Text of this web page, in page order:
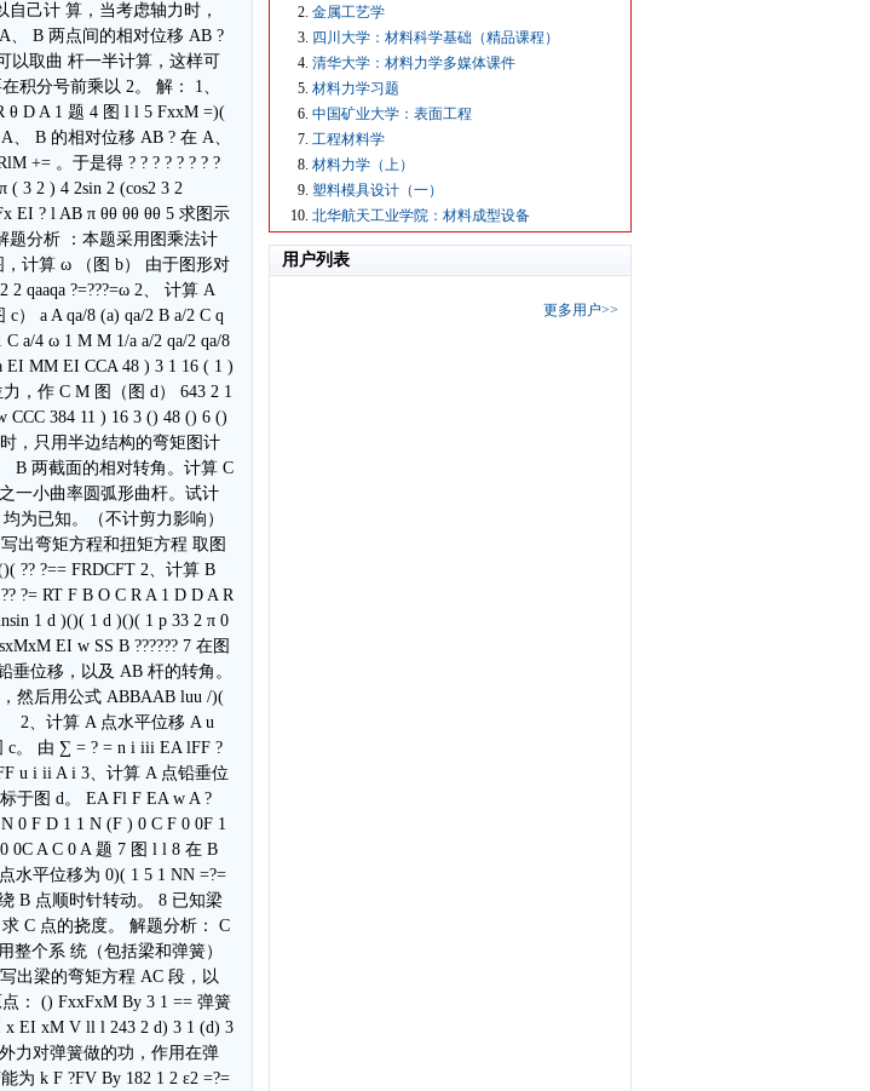
己计 算，当考虑轴力时，
、 B 两点间的相对位移 AB ?
以取曲 杆一半计算，这样可
积分号前乘以 2。 解： 1、
θ D A 1 题 4 图 l l 5 FxxM =)(
、 B 的相对位移 AB ? 在 A、
+= 。于是得 ? ? ? ? ? ? ? ?
π ( 3 2 ) 4 2sin 2 (cos2 3 2
EI ? l AB π θθ θθ θθ 5 求图示
分析 ：本题采用图乘法计
计算 ω （图 b） 由于图形对
qaaqa ?=???=ω 2、 计算 A
a A qa/8 (a) qa/2 B a/2 C q
a/4 ω 1 M M 1/a a/2 qa/2 qa/8
EI MM EI CCA 48 ) 3 1 16 ( 1 )
，作 C M 图（图 d） 643 2 1
CCC 384 11 ) 16 3 () 48 () 6 ()
时，只用半边结构的弯矩图计
B 两截面的相对转角。计算 C
一小曲率圆弧形曲杆。试计
为已知。（不计剪力影响）
出弯矩方程和扭矩方程 取图
?? ?== FRDCFT 2、计算 B
?= RT F B O C R A 1 D D A R
1 d )()( 1 d )()( 1 p 33 2 π 0
EI w SS B ?????? 7 在图
位移，以及 AB 杆的转角。
然后用公式 ABBAAB luu /)(
2、计算 A 点水平位移 A u
。 由 ∑ = ? = n i iii EA lFF ?
u i ii A i 3、计算 A 点铅垂位
于图 d。 EA Fl F EA w A ?
0 F D 1 1 N (F ) 0 C F 0 0F 1
0C A C 0 A 题 7 图 l l 8 在 B
水平位移为 0)( 1 5 1 NN =?=
B 点顺时针转动。 8 已知梁
C 点的挠度。 解题分析： C
整个系 统（包括梁和弹簧）
出梁的弯矩方程 AC 段，以
： () FxxFxM By 3 1 == 弹簧
EI xM V ll l 243 2 d) 3 1 (d) 3
外力对弹簧做的功，作用在弹
为 k F ?FV By 182 1 2 ε2 =?=
金属工艺学
四川大学：材料科学基础（精品课程）
清华大学：材料力学多媒体课件
材料力学习题
中国矿业大学：表面工程
工程材料学
材料力学（上）
塑料模具设计（一）
北华航天工业学院：材料成型设备
用户列表
更多用户>>